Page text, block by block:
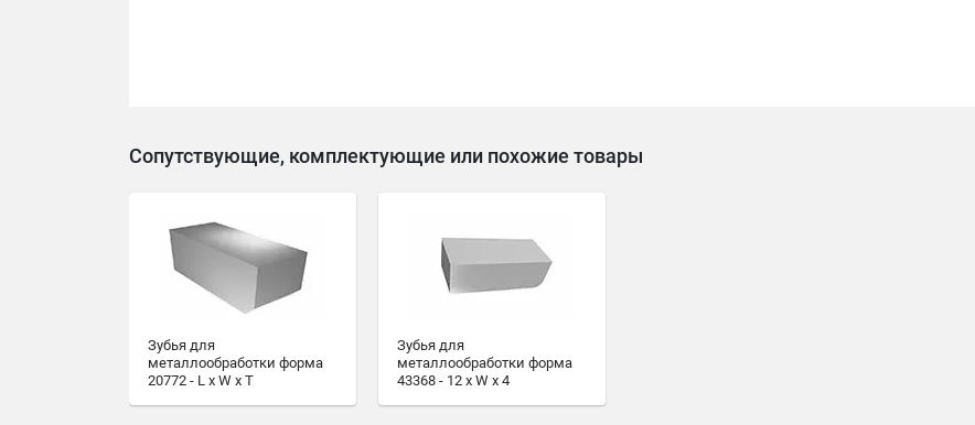
Сопутствующие, комплектующие или похожие товары
Зубья для
металлообработки форма
20772 - L x W x T
Зубья для
металлообработки форма
43368 - 12 x W x 4